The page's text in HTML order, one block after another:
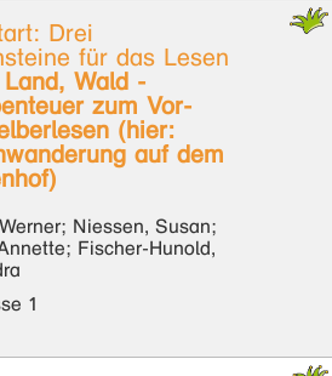
Drei
für das Lesen
Wald -
zum Vor-
(hier:
auf dem
Niessen, Susan;
Fischer-Hunold,
1